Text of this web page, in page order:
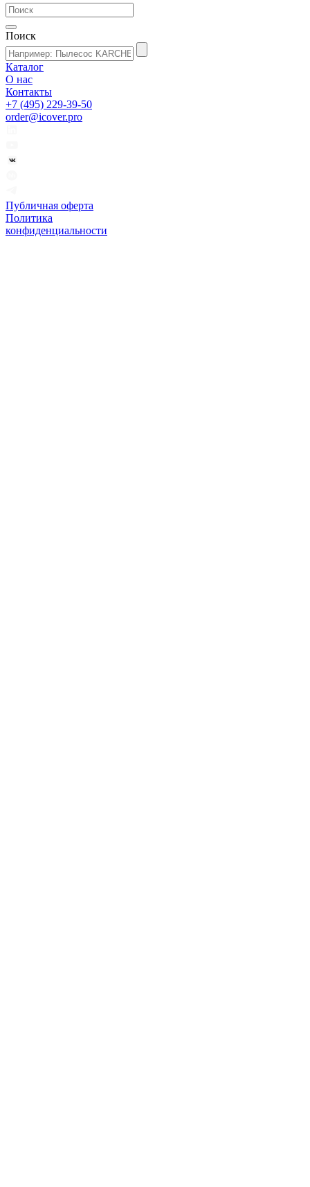
Поиск
Каталог
О нас
Контакты
+7 (495) 229-39-50
order@icover.pro
Публичная оферта
Политика
конфиденциальности